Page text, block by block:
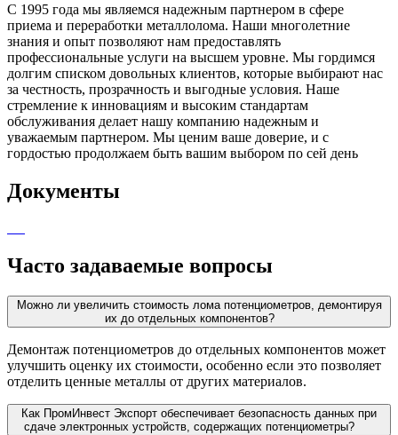
С 1995 года мы являемся надежным партнером в сфере
приема и переработки металлолома. Наши многолетние
знания и опыт позволяют нам предоставлять
профессиональные услуги на высшем уровне. Мы гордимся
долгим списком довольных клиентов, которые выбирают нас
за честность, прозрачность и выгодные условия. Наше
стремление к инновациям и высоким стандартам
обслуживания делает нашу компанию надежным и
уважаемым партнером. Мы ценим ваше доверие, и с
гордостью продолжаем быть вашим выбором по сей день
Документы
Часто задаваемые вопросы
Можно ли увеличить стоимость лома потенциометров, демонтируя
их до отдельных компонентов?
Демонтаж потенциометров до отдельных компонентов может
улучшить оценку их стоимости, особенно если это позволяет
отделить ценные металлы от других материалов.
Как ПромИнвест Экспорт обеспечивает безопасность данных при
сдаче электронных устройств, содержащих потенциометры?